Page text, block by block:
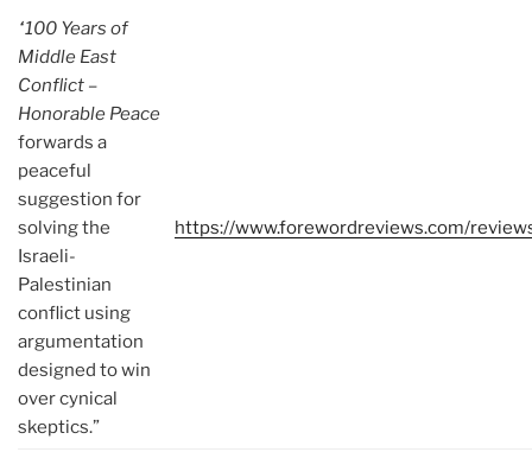
“100 Years of
Middle East
Conflict –
Honorable Peace
forwards a
peaceful
suggestion for
solving the
Israeli-
Palestinian
conflict using
argumentation
designed to win
over cynical
skeptics.”
https://www.forewordreviews.com/